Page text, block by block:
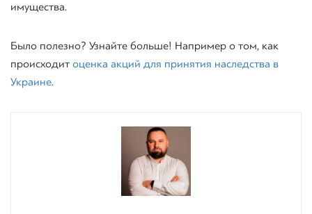
имущества.
Было полезно? Узнайте больше! Например о том, как
происходит оценка акций для принятия наследства в
Украине.